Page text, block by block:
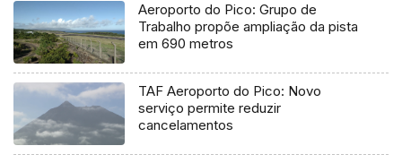
Aeroporto do Pico: Grupo de
Trabalho propõe ampliação da pista
em 690 metros
TAF Aeroporto do Pico: Novo
serviço permite reduzir
cancelamentos